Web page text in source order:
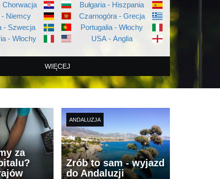
Chorwacja
- Niemcy
- Szwecja
- Włochy
Bułgaria - Hiszpania
Czarnogóra - Grecja
Portugalia - Włochy
USA - Anglia
WIĘCEJ
za
ANDALUZJA
Zrób to sam - wyjazd
do Andaluzji